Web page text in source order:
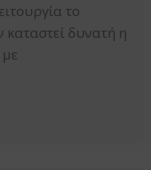
το
καταστεί δυνατή η